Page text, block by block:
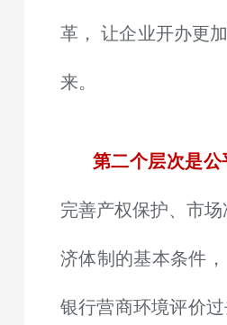
革， 让企业开办更
来。
第二个层次是公
完善产权保护、市
济体制的基本条件
银行营商环境评价